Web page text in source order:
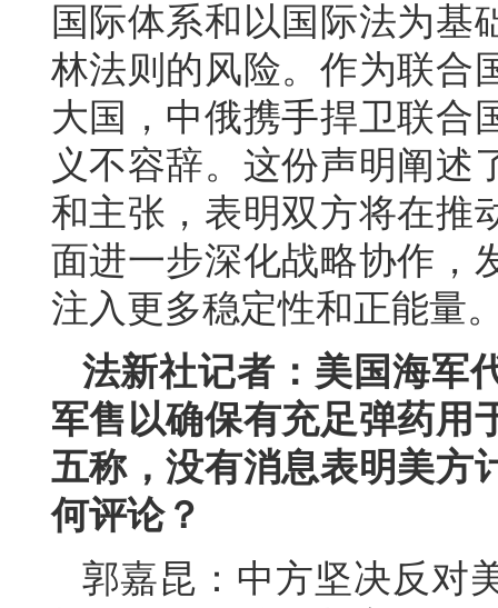
国际体系和以国际法为基
林法则的风险。作为联合
大国，中俄携手捍卫联合
义不容辞。这份声明阐述
和主张，表明双方将在推
面进一步深化战略协作，
注入更多稳定性和正能量
法新社记者：美国海军
军售以确保有充足弹药用
五称，没有消息表明美方
何评论？
郭嘉昆：中方坚决反对